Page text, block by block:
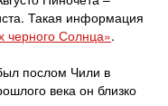
Такая информация
черного Солнца».
послом Чили в
века он близко